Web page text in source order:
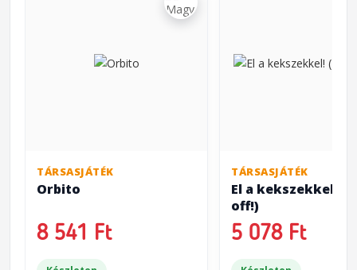
TÁRSASJÁTÉK
Orbito
8 541 Ft
TÁRSASJÁTÉK
El a kekszekkel!
off!)
5 078 Ft